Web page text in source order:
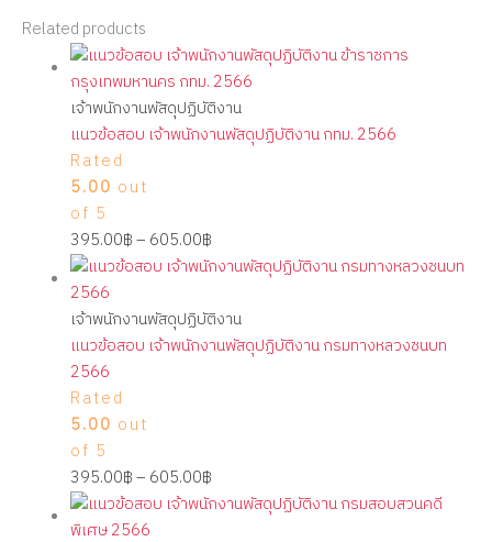
Related products
เจ้าพนักงานพัสดุปฏิบัติงาน
แนวข้อสอบ เจ้าพนักงานพัสดุปฏิบัติงาน กทม. 2566
Rated
5.00 out
of 5
395.00฿– 605.00฿
เจ้าพนักงานพัสดุปฏิบัติงาน
แนวข้อสอบ เจ้าพนักงานพัสดุปฏิบัติงาน กรมทางหลวงชนบท
2566
Rated
5.00 out
of 5
395.00฿– 605.00฿